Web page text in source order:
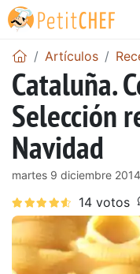
Artículos
Cataluña.
Selección
Navidad
martes 9 diciembre